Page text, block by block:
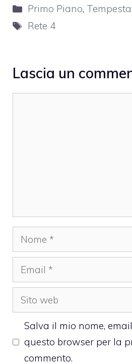
Categorie
Primo Piano,
Tag
Rete 4
Lascia un
Nome
Email
Sito
web
Salva il mio nome,
questo browser per la
commento.